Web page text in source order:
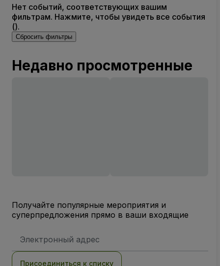
Нет событий, соответствующих вашим
фильтрам. Нажмите, чтобы увидеть все события
().
Сбросить фильтры
Недавно просмотренные
Получайте популярные мероприятия и
суперпредложения прямо в ваши входящие
электронной
Присоединиться к списку